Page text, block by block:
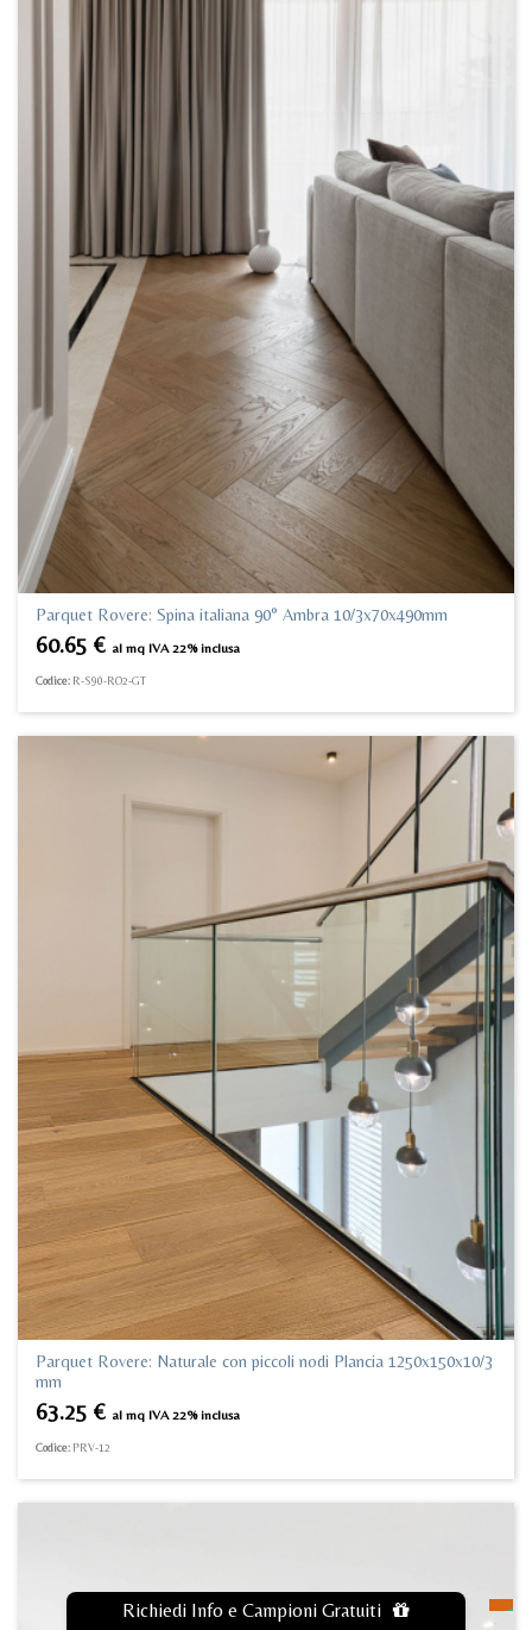
Parquet Rovere: Spina italiana 90° Ambra 10/3x70x490mm
60.65 € al mq IVA 22% inclusa
Codice: R-S90-RO2-GT
Parquet Rovere: Naturale con piccoli nodi Plancia 1250x150x10/3
mm
63.25 € al mq IVA 22% inclusa
Codice: PRV-12
Richiedi Info e Campioni Gratuiti